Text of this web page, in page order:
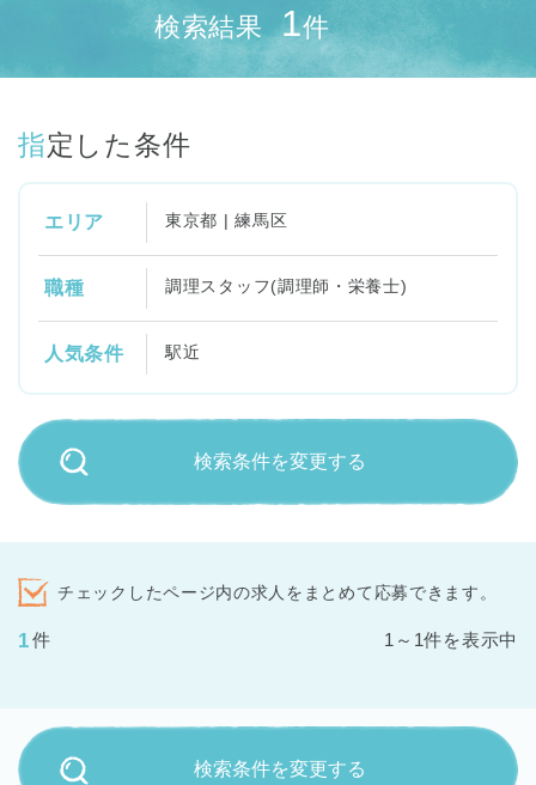
検索結果 1件
指定した条件
エリア 東京都 | 練馬区
職種 調理スタッフ(調理師・栄養士)
人気条件 駅近
検索条件を変更する
チェックしたページ内の求人をまとめて応募できます。
1件 1～1件を表示中
検索条件を変更する